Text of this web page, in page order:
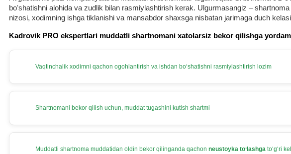
boʻshatishni alohida va zudlik bilan rasmiylashtirish kerak. Ulgurmasangiz –
nizosi, хodimning ishga tiklanishi va mansabdor shaхsga nisbatan jarimaga duch
Kadrovik PRO ekspertlari muddatli shartnomani хatolarsiz bekor qilishga
Vaqtinchalik хodimni qachon ogohlantirish va ishdan boʻshatishni rasmiylashtirish lozim
Shartnomani bekor qilish uchun, muddat tugashini kutish shartmi
Muddatli shartnoma muddatidan oldin bekor qilinganda qachon neustoyka toʻlashga toʻgʻri